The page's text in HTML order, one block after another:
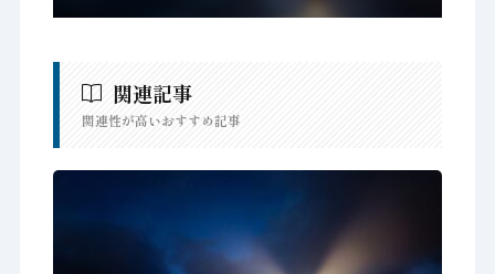
関連記事
関連性が高いおすすめ記事